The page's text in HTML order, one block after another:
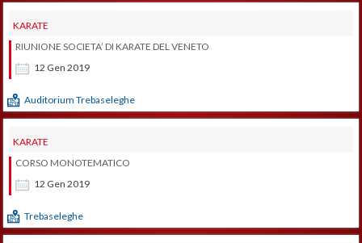
KARATE
12 Gen 2019
RIUNIONE SOCIETA’ DI KARATE DEL VENETO
Auditorium Trebaseleghe
KARATE
12 Gen 2019
CORSO MONOTEMATICO
Trebaseleghe